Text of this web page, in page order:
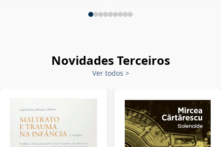
Novidades Terceiros
Ver todos >